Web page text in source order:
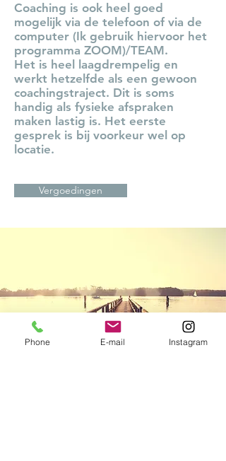
Coaching is ook heel goed
mogelijk via de telefoon of via de
computer (Ik gebruik hiervoor het
programma ZOOM)/TEAM.
Het is heel laagdrempelig en
werkt hetzelfde als een gewoon
coachingstraject. Dit is soms
handig als fysieke afspraken
maken lastig is. Het eerste
gesprek is bij voorkeur wel op
locatie.
Vergoedingen
Phone E-mail Instagram